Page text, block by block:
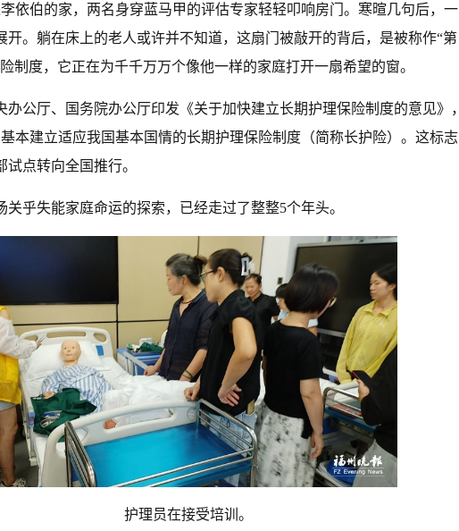
依伯的家，两名身穿蓝马甲的评估专家轻轻叩响房门。寒暄几句后，一
开。躺在床上的老人或许并不知道，这扇门被敲开的背后，是被称作“第
制度，它正在为千千万万个像他一样的家庭打开一扇希望的窗。
办公厅、国务院办公厅印发《关于加快建立长期护理保险制度的意见》，
本建立适应我国基本国情的长期护理保险制度（简称长护险）。这标志
点转向全国推行。
关乎失能家庭命运的探索，已经走过了整整5个年头。
护理员在接受培训。